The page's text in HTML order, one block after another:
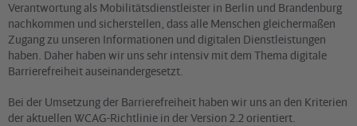
Verantwortung als Mobilitätsdienstleister in Berlin und Brandenburg
nachkommen und sicherstellen, dass alle Menschen gleichermaßen
Zugang zu unseren Informationen und digitalen Dienstleistungen
haben. Daher haben wir uns sehr intensiv mit dem Thema digitale
Barrierefreiheit auseinandergesetzt.
Bei der Umsetzung der Barrierefreiheit haben wir uns an den Kriterien
der aktuellen WCAG-Richtlinie in der Version 2.2 orientiert.